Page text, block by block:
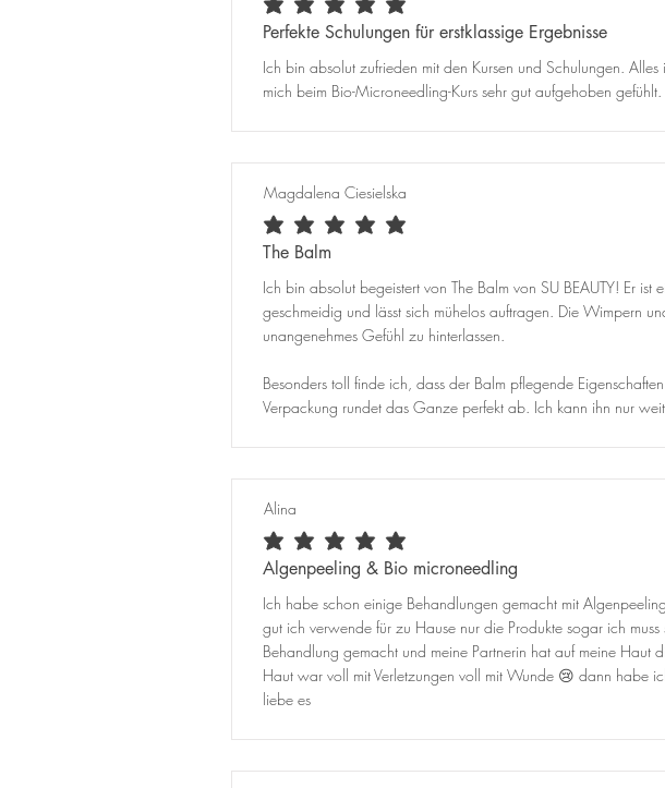
durchschnittliches Rating ist 5 von 5
Perfekte Schulungen für erstklassige Ergebnisse
Ich bin absolut zufrieden mit den Kursen und Schulungen.
mich beim Bio-Microneedling-Kurs sehr gut aufgehoben
Magdalena Ciesielska
durchschnittliches Rating ist 5 von 5
The Balm
Ich bin absolut begeistert von The Balm von SU BEAUTY! Er ist
geschmeidig und lässt sich mühelos auftragen. Die Wimpern
unangenehmes Gefühl zu hinterlassen.
Besonders toll finde ich, dass der Balm pflegende
Verpackung rundet das Ganze perfekt ab. Ich kann ihn nur
Alina
durchschnittliches Rating ist 5 von 5
Algenpeeling & Bio microneedling
Ich habe schon einige Behandlungen gemacht mit
gut ich verwende für zu Hause nur die Produkte sogar ich
Behandlung gemacht und meine Partnerin hat auf meine Haut
Haut war voll mit Verletzungen voll mit Wunde 😢 dann habe
liebe es